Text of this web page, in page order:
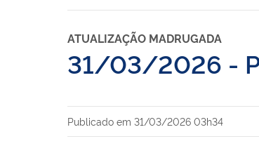
ATUALIZAÇÃO MADRUGADA
31/03/2026 -
Publicado em 31/03/2026 03h34